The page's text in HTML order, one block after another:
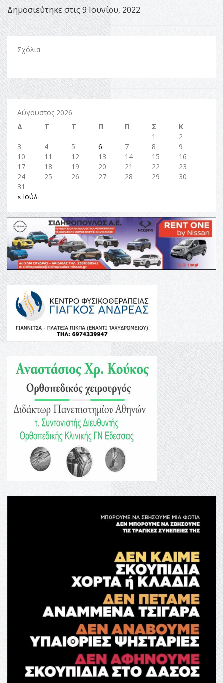
Δημοσιεύτηκε στις 9 Ιουνίου, 2022
Σχόλια
Αύγουστος 2026
Δ
Τ Τ Π Π Σ
Κ
1
2
3
4 5 6 7 8
9
10
11 12 13 14 15
16
17
18 19 20 21 22
23
24
25 26 27 28 29
30
31
« Ιούλ